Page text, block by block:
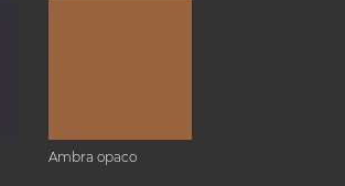
Ambra opaco